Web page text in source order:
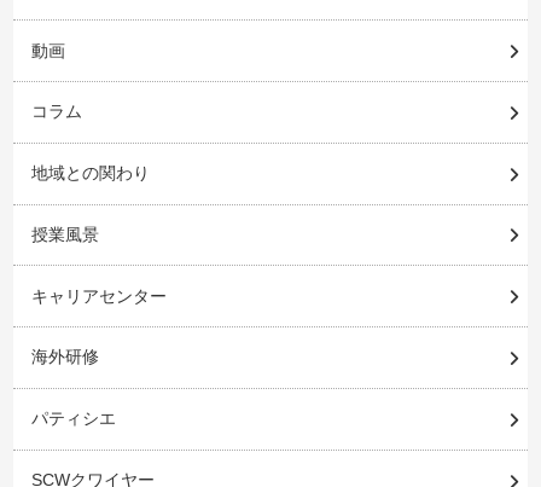
動画
コラム
地域との関わり
授業風景
キャリアセンター
海外研修
パティシエ
SCWクワイヤー